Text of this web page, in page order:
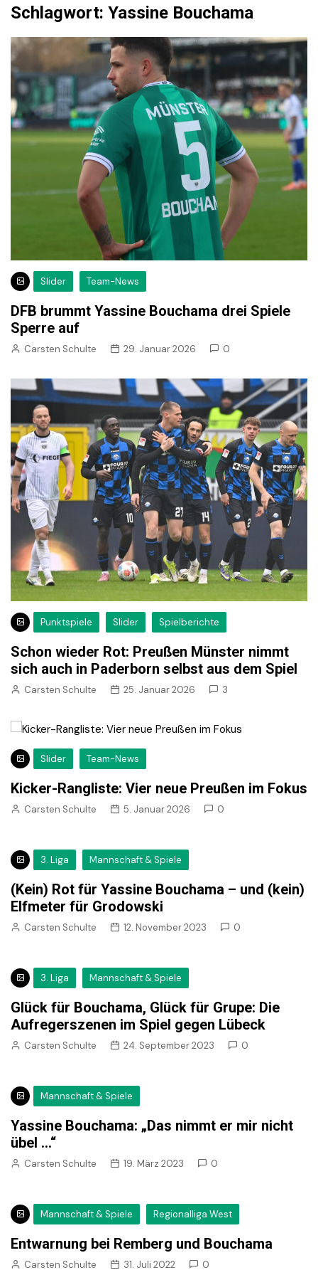
Schlagwort: Yassine Bouchama
Slider Team-News
DFB brummt Yassine Bouchama drei Spiele
Sperre auf
Carsten Schulte 29. Januar 2026 0
Punktspiele Slider Spielberichte
Schon wieder Rot: Preußen Münster nimmt
sich auch in Paderborn selbst aus dem Spiel
Carsten Schulte 25. Januar 2026 3
Slider Team-News
Kicker-Rangliste: Vier neue Preußen im Fokus
Carsten Schulte 5. Januar 2026 0
3. Liga Mannschaft & Spiele
(Kein) Rot für Yassine Bouchama – und (kein)
Elfmeter für Grodowski
Carsten Schulte 12. November 2023 0
3. Liga Mannschaft & Spiele
Glück für Bouchama, Glück für Grupe: Die
Aufregerszenen im Spiel gegen Lübeck
Carsten Schulte 24. September 2023 0
Mannschaft & Spiele
Yassine Bouchama: „Das nimmt er mir nicht
übel …“
Carsten Schulte 19. März 2023 0
Mannschaft & Spiele Regionalliga West
Entwarnung bei Remberg und Bouchama
Carsten Schulte 31. Juli 2022 0